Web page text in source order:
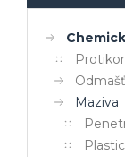
Maziva